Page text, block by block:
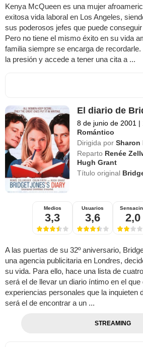
Kenya McQueen es una mujer
exitosa vida laboral en Los Angeles,
sus poderosos jefes que puede
Pero no tiene el mismo éxito en su vida
familia siempre se encarga de
la presión y accede a tener una cita a ...
El diario de
8 de junio de 2001 |
Romántico
Dirigida por Sharon
Reparto Renée
Hugh Grant
Título original
Medios
3,3
Usuarios
3,6 2,0
A las puertas de su 32º aniversario,
una agencia publicitaria en Londres,
su vida. Para ello, hace una lista de
será el de llevar un diario íntimo en el que
experiencias personales que la inquieten
será el de encontrar a un ...
STREAMING